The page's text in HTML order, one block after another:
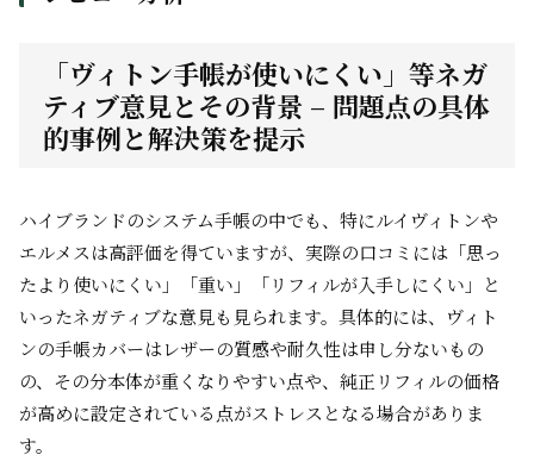
「ヴィトン手帳が使いにくい」等ネガ
ティブ意見とその背景 – 問題点の具体
的事例と解決策を提示
ハイブランドのシステム手帳の中でも、特にルイヴィトンや
エルメスは高評価を得ていますが、実際の口コミには「思っ
たより使いにくい」「重い」「リフィルが入手しにくい」と
いったネガティブな意見も見られます。具体的には、ヴィト
ンの手帳カバーはレザーの質感や耐久性は申し分ないもの
の、その分本体が重くなりやすい点や、純正リフィルの価格
が高めに設定されている点がストレスとなる場合がありま
す。